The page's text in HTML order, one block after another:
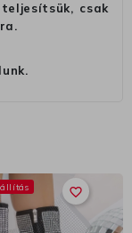
csak
favorite_border